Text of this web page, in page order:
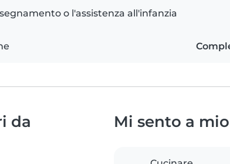
o l'assistenza all'infanzia
da
Mi sento a